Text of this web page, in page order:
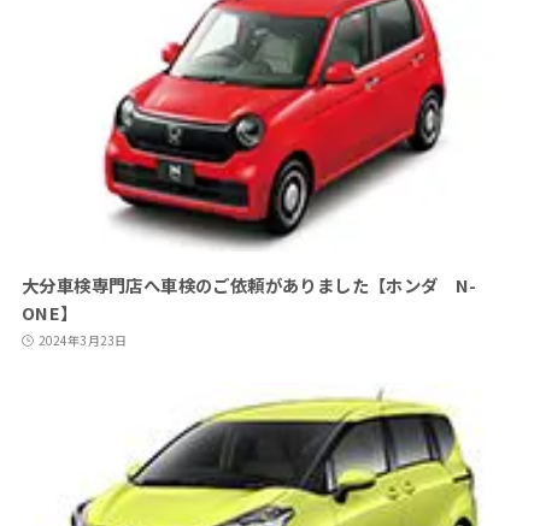
大分車検専門店へ車検のご依頼がありました【ホンダ N-
ONE】
2024年3月23日